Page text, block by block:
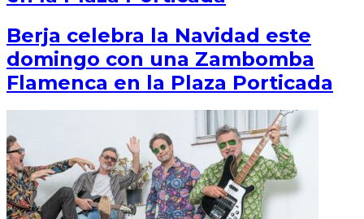
Berja celebra la Navidad este
domingo con una Zambomba
Flamenca en la Plaza Porticada